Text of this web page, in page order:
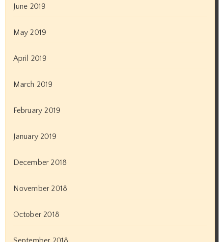
June 2019
May 2019
April 2019
March 2019
February 2019
January 2019
December 2018
November 2018
October 2018